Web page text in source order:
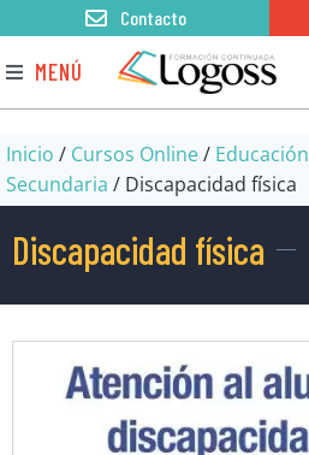
MENÚ
Contacto
Inicio / Cursos Online/ Educación
Secundaria / Discapacidad física
Discapacidad física